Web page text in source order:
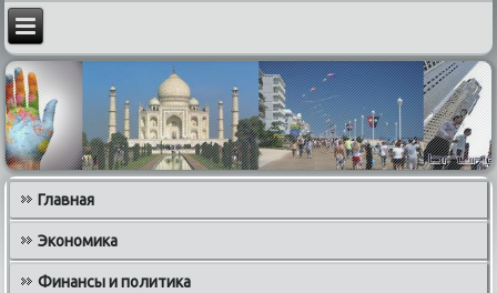
Главная
Экономика
Финансы и политика